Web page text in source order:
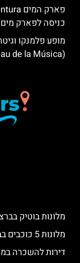
כניסה לפארק מים
מופע פלמנקו
(Palau de la Música)
מלונות בוטיק
מלונות 5 כוכבים בברצלונה – בתי מלון יוקרתיים
דירות להשכרה